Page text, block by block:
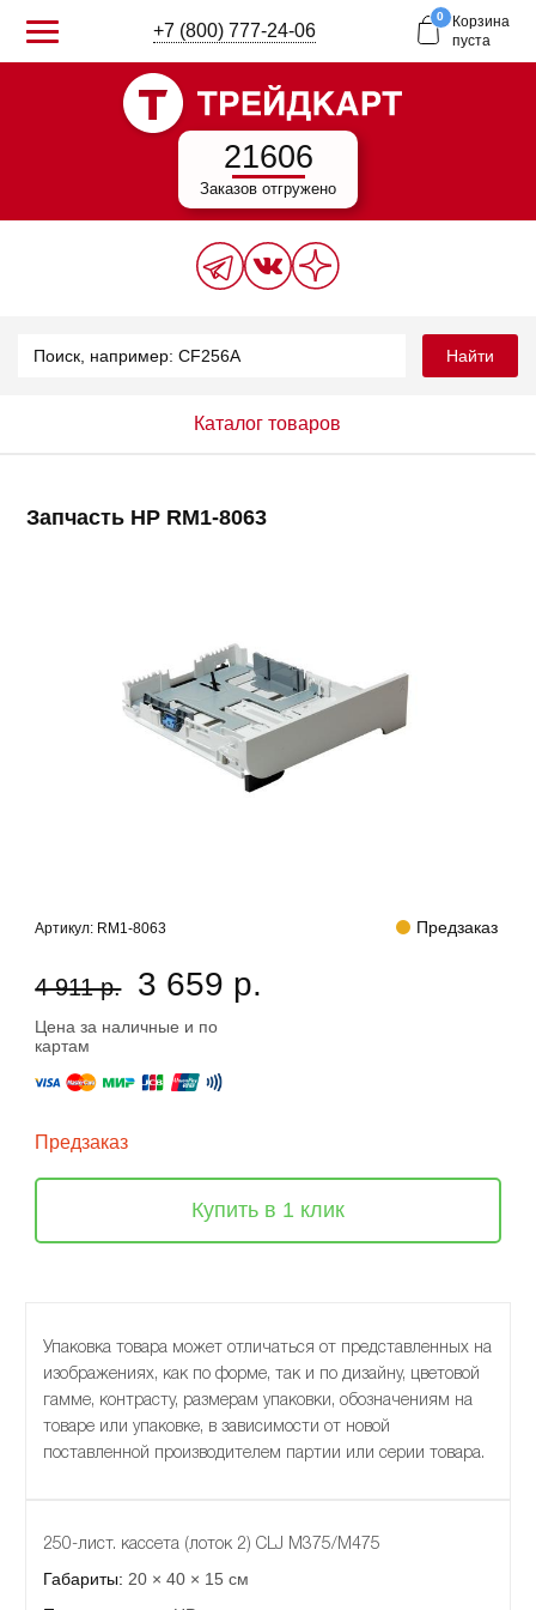
+7 (800) 777-24-06
0
Корзина
пуста
21606
Заказов отгружено
Найти
Каталог товаров
Запчасть HP RM1-8063
Артикул: RM1-8063 Предзаказ
4 911 р. 3 659 р.
Цена за наличные и по
картам
Предзаказ
Купить в 1 клик
Упаковка товара может отличаться от представленных на
изображениях, как по форме, так и по дизайну, цветовой
гамме, контрасту, размерам упаковки, обозначениям на
товаре или упаковке, в зависимости от новой
поставленной производителем партии или серии товара.
250-лист. кассета (лоток 2) CLJ M375/M475
Габариты: 20 × 40 × 15 см